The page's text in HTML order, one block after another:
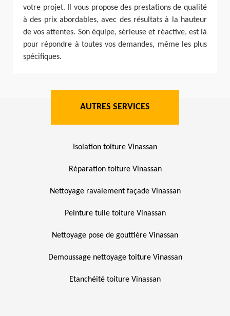
votre projet. Il vous propose des prestations de qualité
à des prix abordables, avec des résultats à la hauteur
de vos attentes. Son équipe, sérieuse et réactive, est là
pour répondre à toutes vos demandes, même les plus
spécifiques.
AUTRES SERVICES
Isolation toiture Vinassan
Réparation toiture Vinassan
Nettoyage ravalement façade Vinassan
Peinture tuile toiture Vinassan
Nettoyage pose de gouttière Vinassan
Demoussage nettoyage toiture Vinassan
Etanchéité toiture Vinassan